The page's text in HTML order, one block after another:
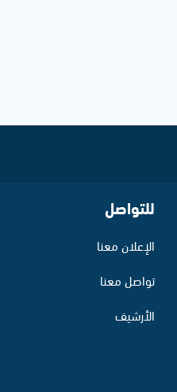
للتواصل
الإعلان معنا
تواصل معنا
الأرشيف